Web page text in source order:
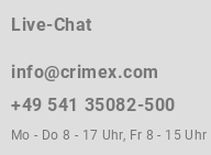
Live-Chat
info@crimex.com
+49 541 35082-500
Mo - Do 8 - 17 Uhr, Fr 8 - 15 Uhr